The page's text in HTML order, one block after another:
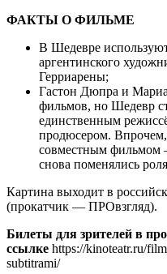
ФАКТЫ О ФИЛЬМЕ
В Шедевре
аргентинского
Герриарены;
Гастон Дюпра и
фильмов, но Шедевр
единственным
продюсером.
совместным фильмом
снова поменялись
Картина выходит в
(прокатчик — ПРОвзгляд).
Билеты для зрителей в
ссылке https://kinoteatr.ru/
subtitrami/